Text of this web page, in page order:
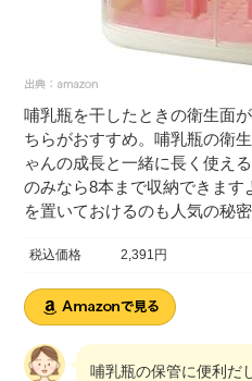
哺乳瓶を干したときの衛生面
ちらがおすすめ。哺乳瓶の衛
ゃんの成長と一緒に長く使え
のみなら8本まで収納できま
を置いておけるのも人気の秘密
税込価格 2,391円
哺乳瓶の保管に便利だ